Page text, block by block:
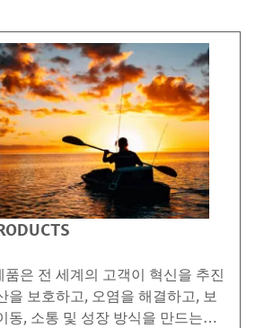
품은 전 세계의 고객이 혁신을 추진
을 보호하고, 오염을 해결하고, 보
동, 소통 및 성장 방식을 만드는데